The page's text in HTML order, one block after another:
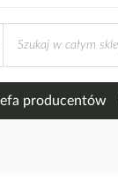
producentów